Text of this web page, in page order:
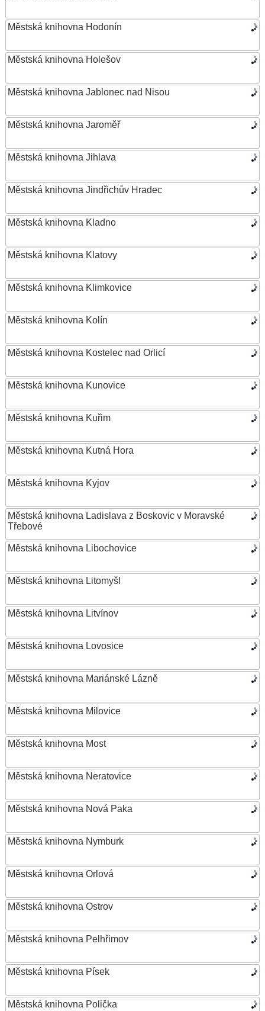
Městská knihovna Hodonín
Městská knihovna Holešov
Městská knihovna Jablonec nad Nisou
Městská knihovna Jaroměř
Městská knihovna Jihlava
Městská knihovna Jindřichův Hradec
Městská knihovna Kladno
Městská knihovna Klatovy
Městská knihovna Klimkovice
Městská knihovna Kolín
Městská knihovna Kostelec nad Orlicí
Městská knihovna Kunovice
Městská knihovna Kuřim
Městská knihovna Kutná Hora
Městská knihovna Kyjov
Městská knihovna Ladislava z Boskovic v Moravské
Třebové
Městská knihovna Libochovice
Městská knihovna Litomyšl
Městská knihovna Litvínov
Městská knihovna Lovosice
Městská knihovna Mariánské Lázně
Městská knihovna Milovice
Městská knihovna Most
Městská knihovna Neratovice
Městská knihovna Nová Paka
Městská knihovna Nymburk
Městská knihovna Orlová
Městská knihovna Ostrov
Městská knihovna Pelhřimov
Městská knihovna Písek
Městská knihovna Polička